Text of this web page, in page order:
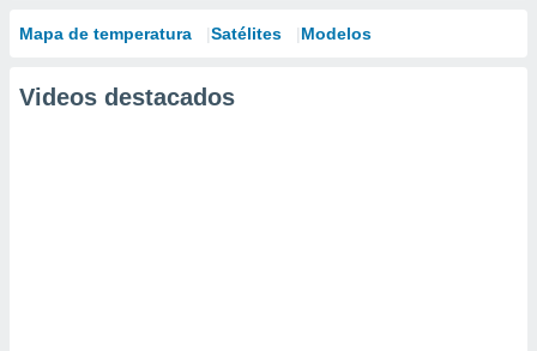
Mapa de temperatura Satélites Modelos
Videos destacados